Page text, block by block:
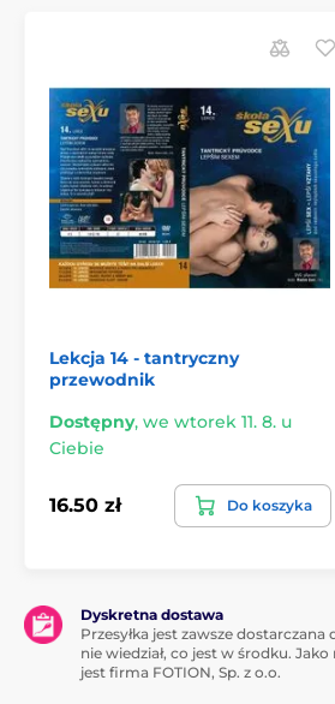
Lekcja 14 - tantryczny
przewodnik
Dostępny, we wtorek 11. 8. u
Ciebie
16.50 zł Do koszyka
Dyskretna dostawa
Przesyłka jest zawsze
nie wiedział, co jest w środku.
jest firma FOTION, Sp. z o.o.